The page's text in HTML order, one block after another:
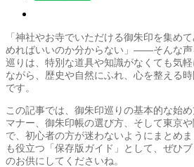
「神社やお寺でいただける御朱印を集め
めればいいのか分からない」——そんな声
巡りは、特別な道具や知識がなくても気
ながら、歴史や自然にふれ、心を整える
です。
この記事では、御朱印巡りの基本的な始
マナー、御朱印帳の選び方、そして東京
で、初心者の方が迷わないようにまとめ
も役立つ「保存版ガイド」として、ぜひ
のお供にしてくださいね。